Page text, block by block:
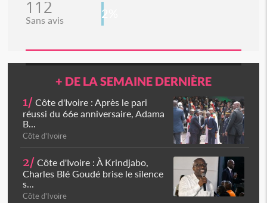
112
Sans avis 2%
+ DE LA SEMAINE DERNIÈRE
1/ Côte d'Ivoire : Après le pari
réussi du 66e anniversaire, Adama
B...
Côte d'Ivoire
2/ Côte d'Ivoire : À Krindjabo,
Charles Blé Goudé brise le silence
s...
Côte d'Ivoire